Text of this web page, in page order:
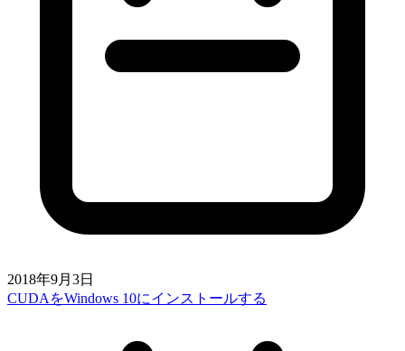
2018年9月3日
CUDAをWindows 10にインストールする